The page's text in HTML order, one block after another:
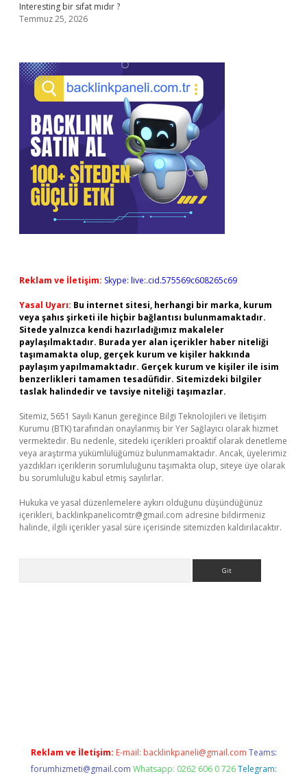
Interesting bir sıfat mıdır ?
Temmuz 25, 2026
Reklam ve İletişim: Skype: live:.cid.575569c608265c69
Yasal Uyarı: Bu internet sitesi, herhangi bir marka, kurum
veya şahıs şirketi ile hiçbir bağlantısı bulunmamaktadır.
Sitede yalnızca kendi hazırladığımız makaleler
paylaşılmaktadır. Burada yer alan içerikler haber niteliği
taşımamakta olup, gerçek kurum ve kişiler hakkında
paylaşım yapılmamaktadır. Gerçek kurum ve kişiler ile isim
benzerlikleri tamamen tesadüfidir. Sitemizdeki bilgiler
taslak halindedir ve tavsiye niteliği taşımazlar.
Sitemiz, 5651 Sayılı Kanun gereğince Bilgi Teknolojileri ve İletişim
Kurumu (BTK) tarafından onaylanmış bir Yer Sağlayıcı olarak hizmet
vermektedir. Bu nedenle, sitedeki içerikleri proaktif olarak denetleme
veya araştırma yükümlülüğümüz bulunmamaktadır. Ancak, üyelerimiz
yazdıkları içeriklerin sorumluluğunu taşımakta olup, siteye üye olarak
bu sorumluluğu kabul etmiş sayılırlar.
Hukuka ve yasal düzenlemelere aykırı olduğunu düşündüğünüz
içerikleri, backlinkpanelicomtr@gmail.com adresine bildirmeniz
halinde, ilgili içerikler yasal süre içerisinde sitemizden kaldırılacaktır.
Reklam ve İletişim: E-mail: backlinkpaneli@gmail.com Teams:
forumhizmeti@gmail.com Whatsapp: 0262 606 0 726 Telegram: